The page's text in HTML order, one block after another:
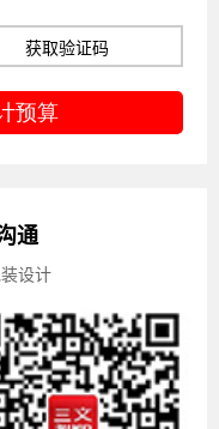
获取验证码
预算
通
设计